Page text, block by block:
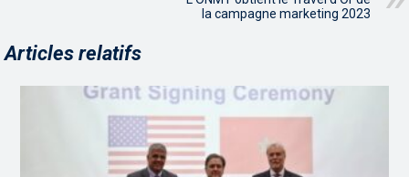
la campagne marketing 2023
Articles relatifs